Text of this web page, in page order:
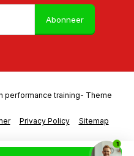
Abonneer
Privacy Policy Sitemap
performance training- Theme
1